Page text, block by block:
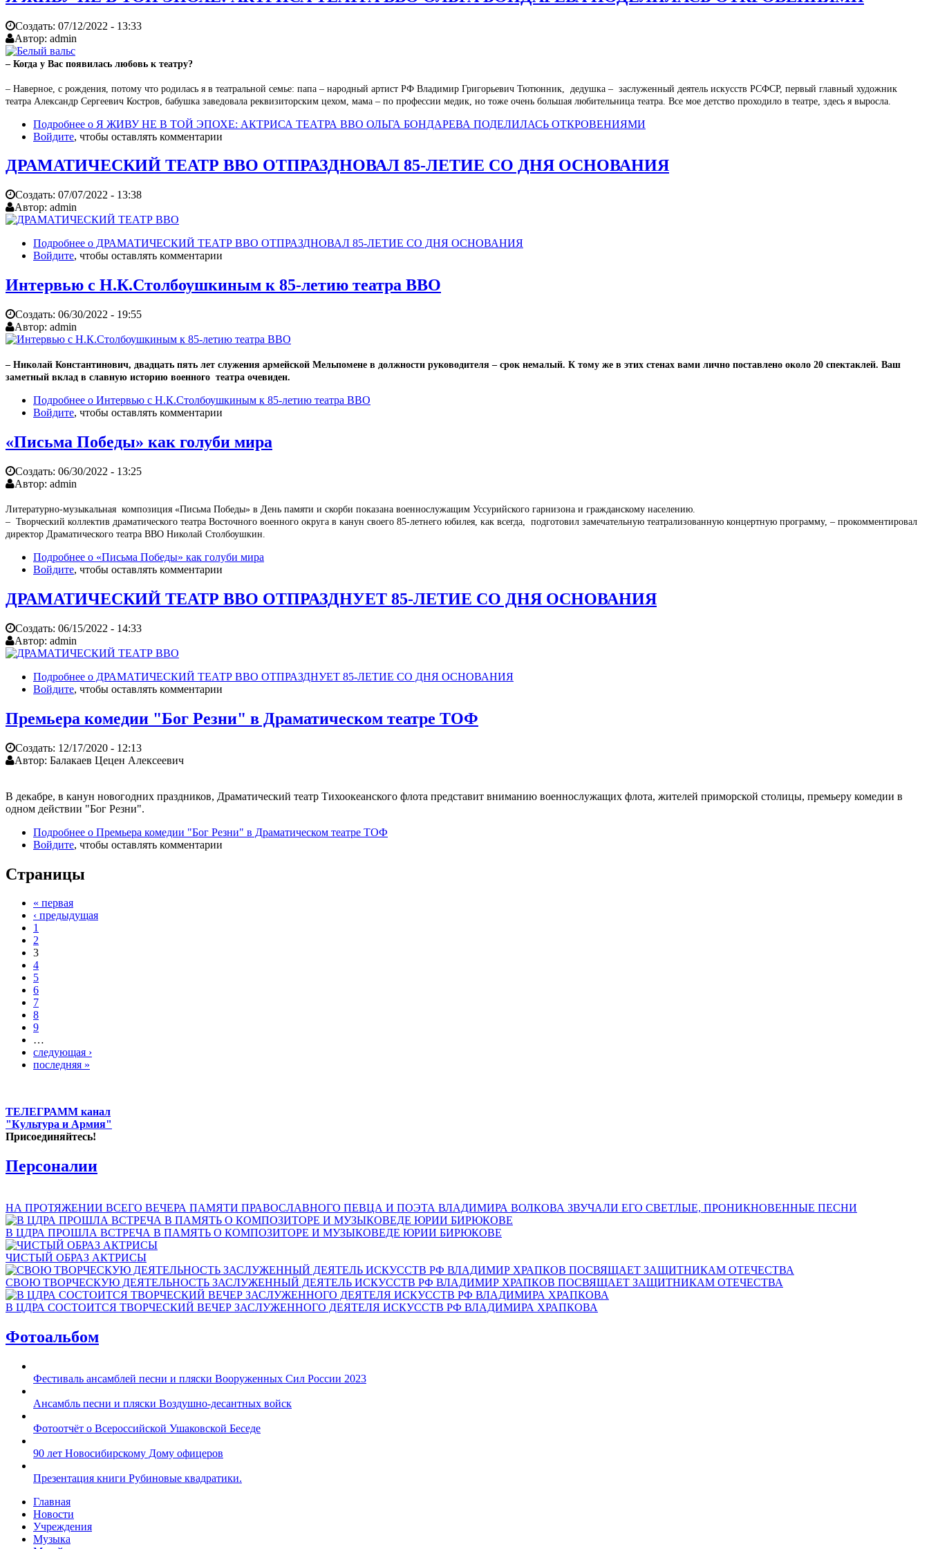
Создать: 07/12/2022 - 13:33
Автор: admin
– Когда у Вас появилась любовь к театру?
– Наверное, с рождения, потому что родилась я в театральной семье: папа – народный артист РФ Владимир Григорьевич Тютюнник, дедушка – заслуженный деятель искусств РСФСР, первый главный художник
театра Александр Сергеевич Костров, бабушка заведовала реквизиторским цехом, мама – по профессии медик, но тоже очень большая любительница театра. Все мое детство проходило в театре, здесь я выросла.
Подробнее о Я ЖИВУ НЕ В ТОЙ ЭПОХЕ: АКТРИСА ТЕАТРА ВВО ОЛЬГА БОНДАРЕВА ПОДЕЛИЛАСЬ ОТКРОВЕНИЯМИ
Войдите, чтобы оставлять комментарии
ДРАМАТИЧЕСКИЙ ТЕАТР ВВО ОТПРАЗДНОВАЛ 85-ЛЕТИЕ СО ДНЯ ОСНОВАНИЯ
Создать: 07/07/2022 - 13:38
Автор: admin
Подробнее о ДРАМАТИЧЕСКИЙ ТЕАТР ВВО ОТПРАЗДНОВАЛ 85-ЛЕТИЕ СО ДНЯ ОСНОВАНИЯ
Войдите, чтобы оставлять комментарии
Интервью с Н.К.Столбоушкиным к 85-летию театра ВВО
Создать: 06/30/2022 - 19:55
Автор: admin
– Николай Константинович, двадцать пять лет служения армейской Мельпомене в должности руководителя – срок немалый. К тому же в этих стенах вами лично поставлено около 20 спектаклей. Ваш
заметный вклад в славную историю военного театра очевиден.
Подробнее о Интервью с Н.К.Столбоушкиным к 85-летию театра ВВО
Войдите, чтобы оставлять комментарии
«Письма Победы» как голуби мира
Создать: 06/30/2022 - 13:25
Автор: admin
Литературно-музыкальная композиция «Письма Победы» в День памяти и скорби показана военнослужащим Уссурийского гарнизона и гражданскому населению.
– Творческий коллектив драматического театра Восточного военного округа в канун своего 85-летнего юбилея, как всегда, подготовил замечательную театрализованную концертную программу, – прокомментировал
директор Драматического театра ВВО Николай Столбоушкин.
Подробнее о «Письма Победы» как голуби мира
Войдите, чтобы оставлять комментарии
ДРАМАТИЧЕСКИЙ ТЕАТР ВВО ОТПРАЗДНУЕТ 85-ЛЕТИЕ СО ДНЯ ОСНОВАНИЯ
Создать: 06/15/2022 - 14:33
Автор: admin
Подробнее о ДРАМАТИЧЕСКИЙ ТЕАТР ВВО ОТПРАЗДНУЕТ 85-ЛЕТИЕ СО ДНЯ ОСНОВАНИЯ
Войдите, чтобы оставлять комментарии
Премьера комедии "Бог Резни" в Драматическом театре ТОФ
Создать: 12/17/2020 - 12:13
Автор: Балакаев Цецен Алексеевич
В декабре, в канун новогодних праздников, Драматический театр Тихоокеанского флота представит вниманию военнослужащих флота, жителей приморской столицы, премьеру комедии в
одном действии "Бог Резни".
Подробнее о Премьера комедии "Бог Резни" в Драматическом театре ТОФ
Войдите, чтобы оставлять комментарии
Страницы
« первая
‹ предыдущая
1
2
3
4
5
6
7
8
9
…
следующая ›
последняя »
ТЕЛЕГРАММ канал
"Культура и Армия"
Присоединяйтесь!
Персоналии
НА ПРОТЯЖЕНИИ ВСЕГО ВЕЧЕРА ПАМЯТИ ПРАВОСЛАВНОГО ПЕВЦА И ПОЭТА ВЛАДИМИРА ВОЛКОВА ЗВУЧАЛИ ЕГО СВЕТЛЫЕ, ПРОНИКНОВЕННЫЕ ПЕСНИ
В ЦДРА ПРОШЛА ВСТРЕЧА В ПАМЯТЬ О КОМПОЗИТОРЕ И МУЗЫКОВЕДЕ ЮРИИ БИРЮКОВЕ
ЧИСТЫЙ ОБРАЗ АКТРИСЫ
СВОЮ ТВОРЧЕСКУЮ ДЕЯТЕЛЬНОСТЬ ЗАСЛУЖЕННЫЙ ДЕЯТЕЛЬ ИСКУССТВ РФ ВЛАДИМИР ХРАПКОВ ПОСВЯЩАЕТ ЗАЩИТНИКАМ ОТЕЧЕСТВА
В ЦДРА СОСТОИТСЯ ТВОРЧЕСКИЙ ВЕЧЕР ЗАСЛУЖЕННОГО ДЕЯТЕЛЯ ИСКУССТВ РФ ВЛАДИМИРА ХРАПКОВА
Фотоальбом
Фестиваль ансамблей песни и пляски Вооруженных Сил России 2023
Ансамбль песни и пляски Воздушно-десантных войск
Фотоотчёт о Всероссийской Ушаковской Беседе
90 лет Новосибирскому Дому офицеров
Презентация книги Рубиновые квадратики.
Главная
Новости
Учреждения
Музыка